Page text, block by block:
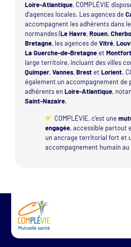
Loire-Atlantique, COMPLÉVIE
d’agences locales. Les agences de
accompagnent les adhérents dans
normandes (Le Havre,Rouen,
Bretagne, les agences deVitré,
La Guerche-de-Bretagneet
large territoire, incluant des villes
Quimper,Vannes,BrestetLorient.
également un accompagnement de
adhérents enLoire-Atlantique,
Saint-Nazaire.
COMPLÉVIE, c’est une
engagée, accessible partout
un ancrage territorial fort et
accompagnement humain